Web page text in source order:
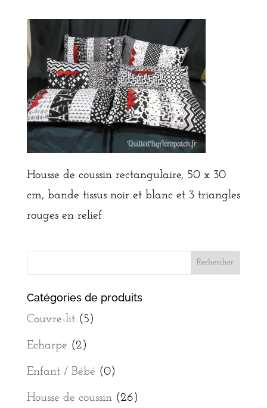
Housse de coussin rectangulaire, 50 x 30
cm, bande tissus noir et blanc et 3 triangles
rouges en relief
Catégories de produits
Couvre-lit (5)
Echarpe (2)
Enfant / Bébé (0)
Housse de coussin (26)